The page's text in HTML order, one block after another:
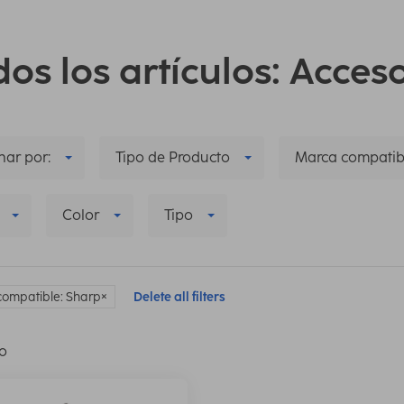
los artículos:
por: Tipo de Producto Marca
Color Tipo
Sharp Delete all filters